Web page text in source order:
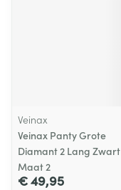
Veinax
Veinax Panty Grote
Diamant 2 Lang Zwart
Maat 2
€ 49,95